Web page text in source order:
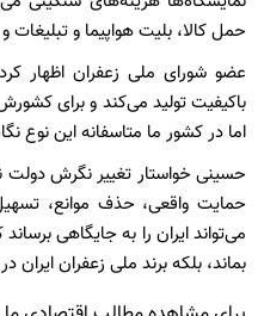
حمل کالا، بلیت هواپیما و
عضو شورای ملی زعفران اظهار
باکیفیت تولید می‌کند و برای
اما در کشور ما متاسفانه این نوع
حسینی خواستار تغییر نگرش
حمایت واقعی، حذف موانع،
می‌تواند ایران را به جایگاهی
بماند، بلکه برند ملی زعفران